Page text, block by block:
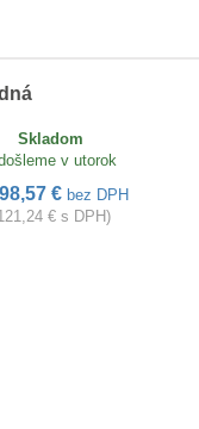
Skladom
v utorok
98,57 € bez DPH
€ s DPH)